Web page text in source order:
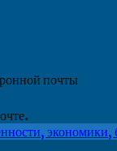
почты
экономики,